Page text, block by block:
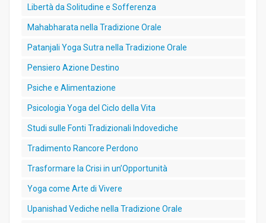
Libertà da Solitudine e Sofferenza
Mahabharata nella Tradizione Orale
Patanjali Yoga Sutra nella Tradizione Orale
Pensiero Azione Destino
Psiche e Alimentazione
Psicologia Yoga del Ciclo della Vita
Studi sulle Fonti Tradizionali Indovediche
Tradimento Rancore Perdono
Trasformare la Crisi in un’Opportunità
Yoga come Arte di Vivere
Upanishad Vediche nella Tradizione Orale